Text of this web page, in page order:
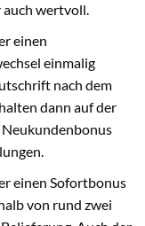
auch wertvoll.
einen
einmalig
nach dem
dann auf der
einen Sofortbonus
von rund zwei